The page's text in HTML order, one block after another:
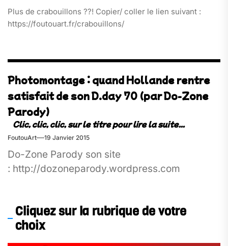
Plus de crabouillons ??! Copier/ coller le lien suivant :
https://foutouart.fr/crabouillons/
Photomontage : quand Hollande rentre
satisfait de son D.day 70 (par Do-Zone
Parody)
FoutouArt 19 Janvier 2015
Do-Zone Parody son site
: http://dozoneparody.wordpress.com
Cliquez sur la rubrique de votre
choix